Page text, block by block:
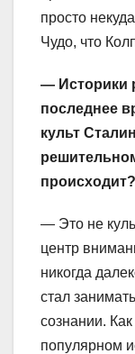
просто
Чудо, что
— Историки
последнее
культ
происходит?
— Это не
центр
никогда
стал
сознании.
популярном